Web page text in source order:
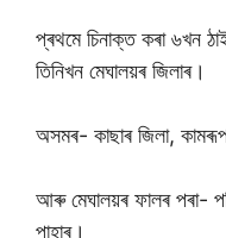
প্ৰথমে চিনাক্ত কৰা ৬খন
তিনিখন মেঘালয়ৰ জিলাৰ।
অসমৰ- কাছাৰ জিলা,
আৰু মেঘালয়ৰ ফালৰ পৰা-
পাহাৰ।